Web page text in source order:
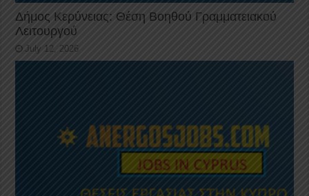
Δήμος Κερύνειας: Θέση Βοηθού Γραμματειακού
Λειτουργού
July 12, 2026